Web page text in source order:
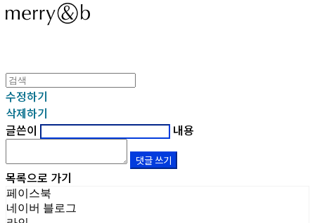
수정하기
삭제하기
글쓴이
내용
댓글 쓰기
목록으로 가기
페이스북
네이버 블로그